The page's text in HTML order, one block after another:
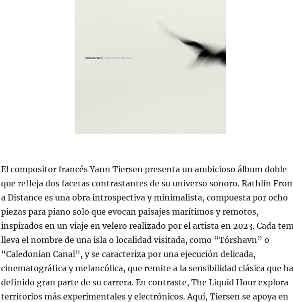
El compositor francés Yann Tiersen presenta un ambicioso álbum doble
que refleja dos facetas contrastantes de su universo sonoro. Rathlin
a Distance es una obra introspectiva y minimalista, compuesta por ocho
piezas para piano solo que evocan paisajes marítimos y remotos,
inspirados en un viaje en velero realizado por el artista en 2023. Cada
lleva el nombre de una isla o localidad visitada, como “Tórshavn” o
“Caledonian Canal”, y se caracteriza por una ejecución delicada,
cinematográfica y melancólica, que remite a la sensibilidad clásica que ha
definido gran parte de su carrera. En contraste, The Liquid Hour explora
territorios más experimentales y electrónicos. Aquí, Tiersen se apoya en